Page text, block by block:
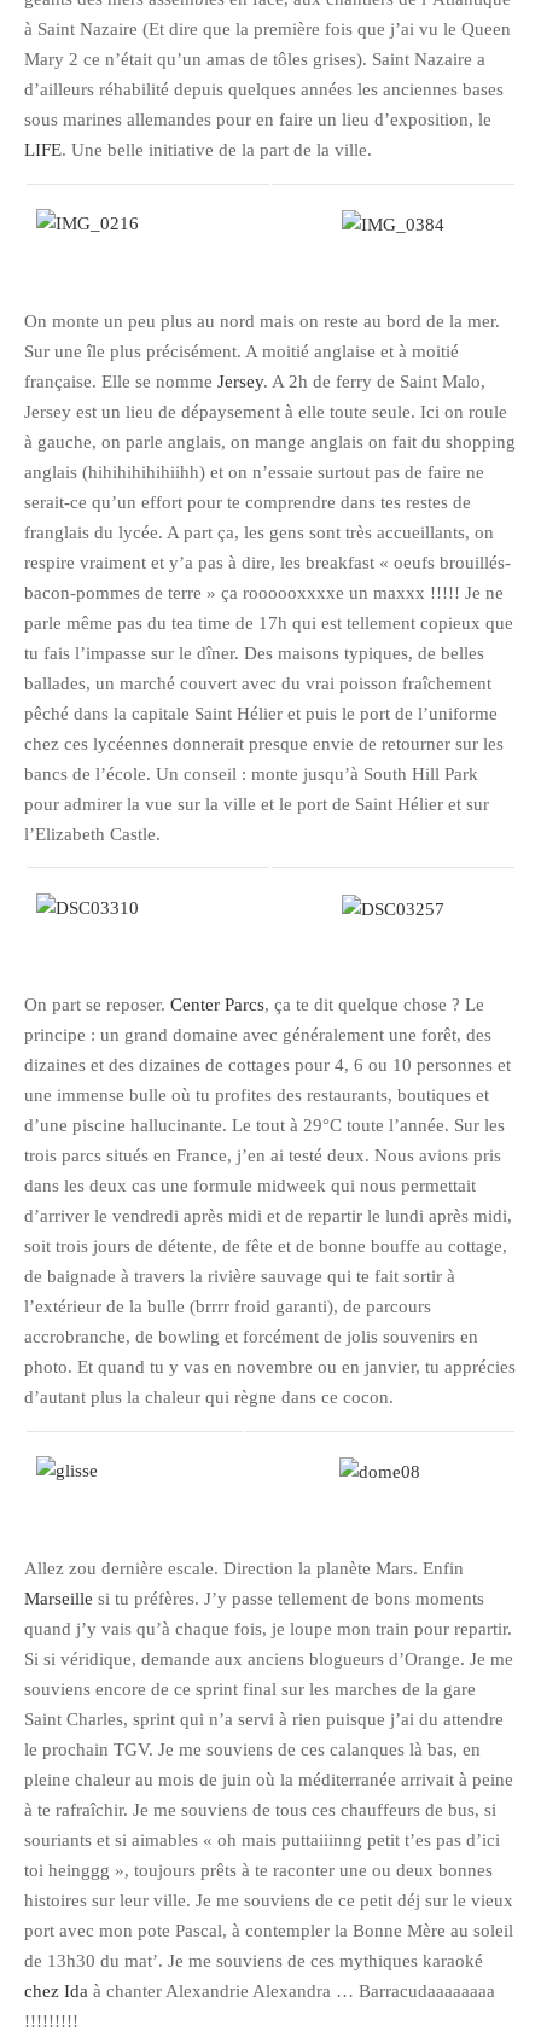
à Saint Nazaire (Et dire que la première fois que j’ai vu le Queen
Mary 2 ce n’était qu’un amas de tôles grises). Saint Nazaire a
d’ailleurs réhabilité depuis quelques années les anciennes bases
sous marines allemandes pour en faire un lieu d’exposition, le
LIFE. Une belle initiative de la part de la ville.
On monte un peu plus au nord mais on reste au bord de la mer.
Sur une île plus précisément. A moitié anglaise et à moitié
française. Elle se nomme Jersey. A 2h de ferry de Saint Malo,
Jersey est un lieu de dépaysement à elle toute seule. Ici on roule
à gauche, on parle anglais, on mange anglais on fait du shopping
anglais (hihihihihihiihh) et on n’essaie surtout pas de faire ne
serait-ce qu’un effort pour te comprendre dans tes restes de
franglais du lycée. A part ça, les gens sont très accueillants, on
respire vraiment et y’a pas à dire, les breakfast « oeufs brouillés-
bacon-pommes de terre » ça roooooxxxxe un maxxx !!!!! Je ne
parle même pas du tea time de 17h qui est tellement copieux que
tu fais l’impasse sur le dîner. Des maisons typiques, de belles
ballades, un marché couvert avec du vrai poisson fraîchement
pêché dans la capitale Saint Hélier et puis le port de l’uniforme
chez ces lycéennes donnerait presque envie de retourner sur les
bancs de l’école. Un conseil : monte jusqu’à South Hill Park
pour admirer la vue sur la ville et le port de Saint Hélier et sur
l’Elizabeth Castle.
On part se reposer. Center Parcs, ça te dit quelque chose ? Le
principe : un grand domaine avec généralement une forêt, des
dizaines et des dizaines de cottages pour 4, 6 ou 10 personnes et
une immense bulle où tu profites des restaurants, boutiques et
d’une piscine hallucinante. Le tout à 29°C toute l’année. Sur les
trois parcs situés en France, j’en ai testé deux. Nous avions pris
dans les deux cas une formule midweek qui nous permettait
d’arriver le vendredi après midi et de repartir le lundi après midi,
soit trois jours de détente, de fête et de bonne bouffe au cottage,
de baignade à travers la rivière sauvage qui te fait sortir à
l’extérieur de la bulle (brrrr froid garanti), de parcours
accrobranche, de bowling et forcément de jolis souvenirs en
photo. Et quand tu y vas en novembre ou en janvier, tu apprécies
d’autant plus la chaleur qui règne dans ce cocon.
Allez zou dernière escale. Direction la planète Mars. Enfin
Marseille si tu préfères. J’y passe tellement de bons moments
quand j’y vais qu’à chaque fois, je loupe mon train pour repartir.
Si si véridique, demande aux anciens blogueurs d’Orange. Je me
souviens encore de ce sprint final sur les marches de la gare
Saint Charles, sprint qui n’a servi à rien puisque j’ai du attendre
le prochain TGV. Je me souviens de ces calanques là bas, en
pleine chaleur au mois de juin où la méditerranée arrivait à peine
à te rafraîchir. Je me souviens de tous ces chauffeurs de bus, si
souriants et si aimables « oh mais puttaiiinng petit t’es pas d’ici
toi heinggg », toujours prêts à te raconter une ou deux bonnes
histoires sur leur ville. Je me souviens de ce petit déj sur le vieux
port avec mon pote Pascal, à contempler la Bonne Mère au soleil
de 13h30 du mat’. Je me souviens de ces mythiques karaoké
chez Ida à chanter Alexandrie Alexandra … Barracudaaaaaaaa
!!!!!!!!!